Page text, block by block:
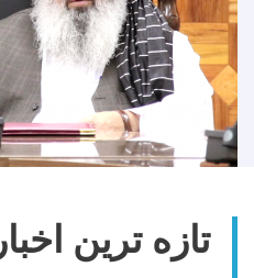
تازه ترین اخبار